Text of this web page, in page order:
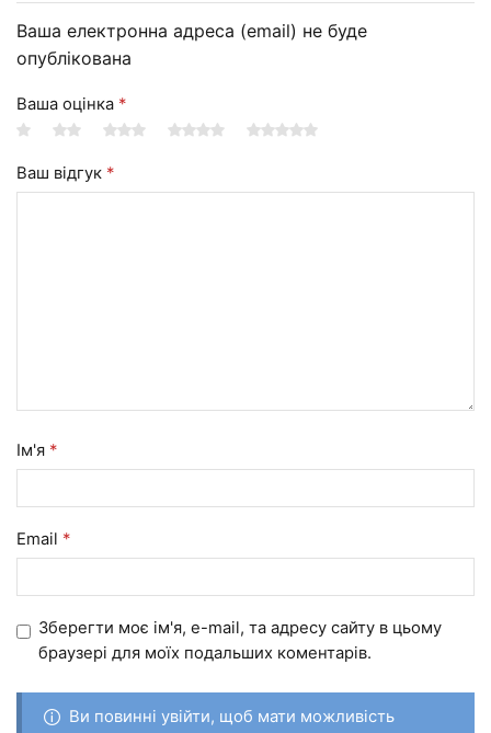
Ваша електронна адреса (email) не буде
опублікована
Ваша оцінка *
Ваш відгук *
Ім'я *
Email *
Зберегти моє ім'я, e-mail, та адресу сайту в цьому
браузері для моїх подальших коментарів.
Ви повинні увійти, щоб мати можливість